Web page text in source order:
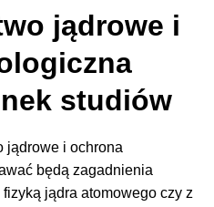
jądrowe i
studiów
jądrowe i ochrona
będą zagadnienia
jądra atomowego czy z